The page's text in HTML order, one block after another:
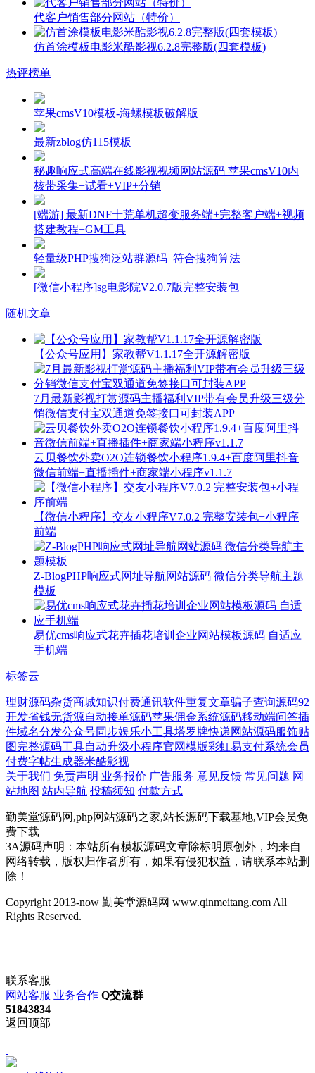
代客户销售部分网站（特价）
仿首涂模板电影米酷影视6.2.8完整版(四套模板)
热评榜单
苹果cmsV10模板-海螺模板破解版
最新zblog仿115模板
秘趣响应式高端在线影视视频网站源码 苹果cmsV10内
核带采集+试看+VIP+分销
[端游] 最新DNF十荒单机超变服务端+完整客户端+视频
搭建教程+GM工具
轻量级PHP搜狗泛站群源码_符合搜狗算法
[微信小程序]sg电影院V2.0.7版完整安装包
随机文章
【公众号应用】家教帮V1.1.17全开源解密版
7月最新影视打赏源码主播福利VIP带有会员升级三级分
销微信支付宝双通道免签接口可封装APP
云贝餐饮外卖O2O连锁餐饮小程序1.9.4+百度阿里抖音
微信前端+直播插件+商家端小程序v1.1.7
【微信小程序】交友小程序V7.0.2 完整安装包+小程序
前端
Z-BlogPHP响应式网址导航网站源码 微信分类导航主题
模板
易优cms响应式花卉插花培训企业网站模板源码 自适应
手机端
标签云
理财源码杂货商城知识付费通讯软件重复文章骗子查询源码92
开发省钱无货源自动接单源码苹果佣金系统源码移动端问答插
件域名分发公众号同步娱乐小工具塔罗牌快递网站源码服饰贴
图完整源码工具自动升级小程序官网模版彩虹易支付系统会员
付费字帖生成器米酷影视
关于我们 免责声明 业务报价 广告服务 意见反馈 常见问题 网
站地图 站内导航 投稿须知 付款方式
勤美堂源码网,php网站源码之家,站长源码下载基地,VIP会员免
费下载
3A源码声明：本站所有模板源码文章除标明原创外，均来自
网络转载，版权归作者所有，如果有侵犯权益，请联系本站删
除！
Copyright 2013-now 勤美堂源码网 www.qinmeitang.com All
Rights Reserved.
联系客服
网站客服 业务合作 Q交流群
51843834
返回顶部